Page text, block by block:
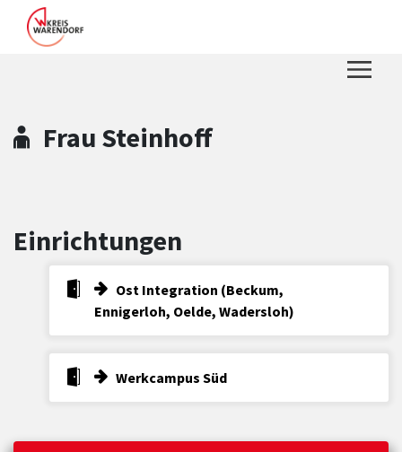
Zum Header
Zum Hauptinhalt
Zum Footer
Zum Hauptinhalt springen
Frau Steinhoff
Einrichtungen
Ost Integration (Beckum,
Ennigerloh, Oelde, Wadersloh)
Werkcampus Süd